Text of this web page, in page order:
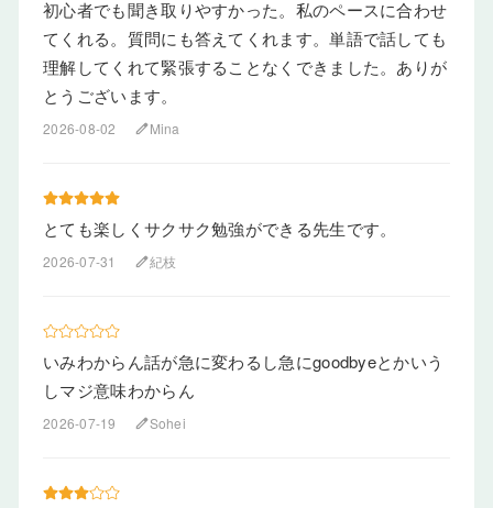
初心者でも聞き取りやすかった。私のペースに合わせ
てくれる。質問にも答えてくれます。単語で話しても
理解してくれて緊張することなくできました。ありが
とうございます。
2026-08-02 editMina
とても楽しくサクサク勉強ができる先生です。
2026-07-31 edit紀枝
いみわからん話が急に変わるし急にgoodbyeとかいう
しマジ意味わからん
2026-07-19 editSohei